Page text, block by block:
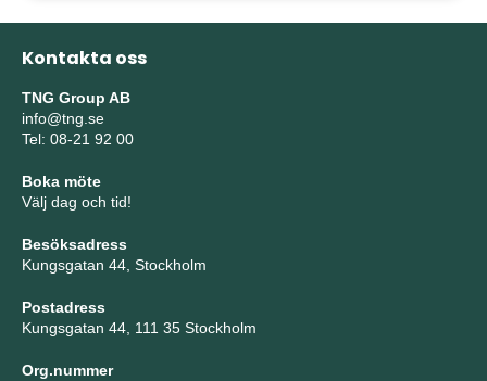
Kontakta oss
TNG Group AB
info@tng.se
Tel: 08-21 92 00
Boka möte
Välj dag och tid!
Besöksadress
Kungsgatan 44, Stockholm
Postadress
Kungsgatan 44, 111 35 Stockholm
Org.nummer